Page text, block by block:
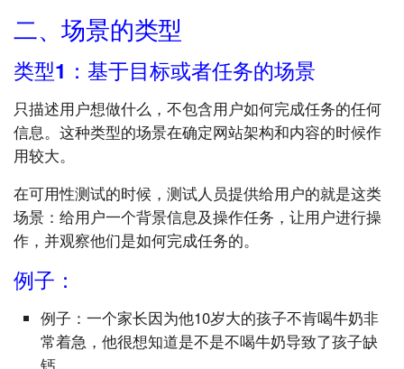
二、场景的类型
类型1：基于目标或者任务的场景
只描述用户想做什么，不包含用户如何完成任务的任何
信息。这种类型的场景在确定网站架构和内容的时候作
用较大。
在可用性测试的时候，测试人员提供给用户的就是这类
场景：给用户一个背景信息及操作任务，让用户进行操
作，并观察他们是如何完成任务的。
例子：
例子：一个家长因为他10岁大的孩子不肯喝牛奶非
常着急，他很想知道是不是不喝牛奶导致了孩子缺
钙。